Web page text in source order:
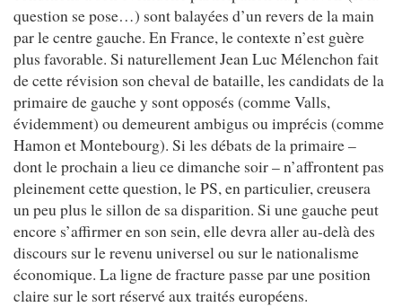
question se pose…) sont balayées d’un revers de la main
par le centre gauche. En France, le contexte n’est guère
plus favorable. Si naturellement Jean Luc Mélenchon fait
de cette révision son cheval de bataille, les candidats de la
primaire de gauche y sont opposés (comme Valls,
évidemment) ou demeurent ambigus ou imprécis (comme
Hamon et Montebourg). Si les débats de la primaire –
dont le prochain a lieu ce dimanche soir – n’affrontent pas
pleinement cette question, le PS, en particulier, creusera
un peu plus le sillon de sa disparition. Si une gauche peut
encore s’affirmer en son sein, elle devra aller au-delà des
discours sur le revenu universel ou sur le nationalisme
économique. La ligne de fracture passe par une position
claire sur le sort réservé aux traités européens.